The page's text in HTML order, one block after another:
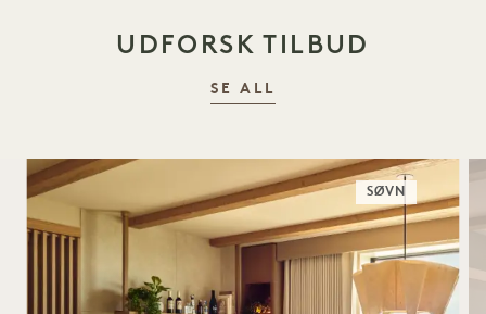
UDFORSK TILBUD
SE ALL
SØVN